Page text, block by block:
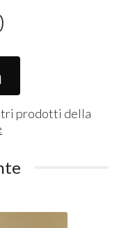
prodotti della